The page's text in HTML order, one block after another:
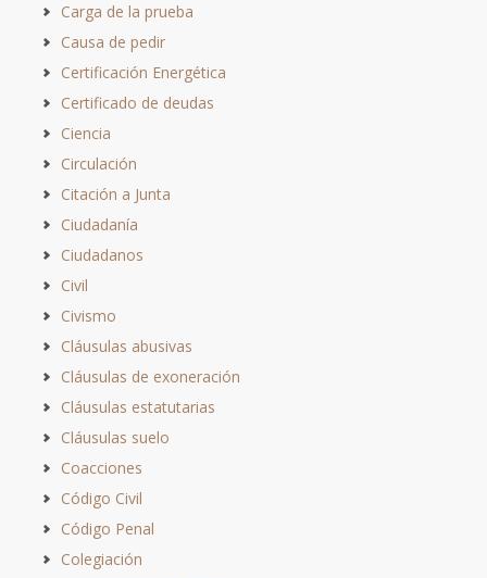
Carga de la prueba
Causa de pedir
Certificación Energética
Certificado de deudas
Ciencia
Circulación
Citación a Junta
Ciudadanía
Ciudadanos
Civil
Civismo
Cláusulas abusivas
Cláusulas de exoneración
Cláusulas estatutarias
Cláusulas suelo
Coacciones
Código Civil
Código Penal
Colegiación